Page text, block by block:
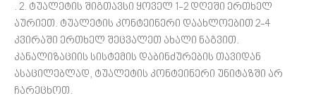
. 2. ტუალეტის შიგთავსი ყოველ 1-2 დღეში ერთხელ
აურიეთ. ტუალეტის კონტეინერი დაახლოებით 2-4
კვირაში ერთხელ შეცვალეთ ახალი ნაგვით.
კანალიზაციის სისტემის დაბინძურების თავიდან
ასაცილებლად, ტუალეტის კონტეინერი უნიტაზში არ
ჩარეცხოთ.